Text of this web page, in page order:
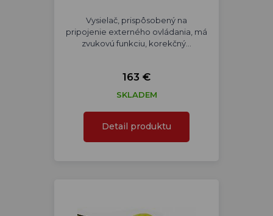
Vysielač, prispôsobený na
pripojenie externého ovládania, má
zvukovú funkciu, korekčný…
163 €
SKLADEM
Detail produktu